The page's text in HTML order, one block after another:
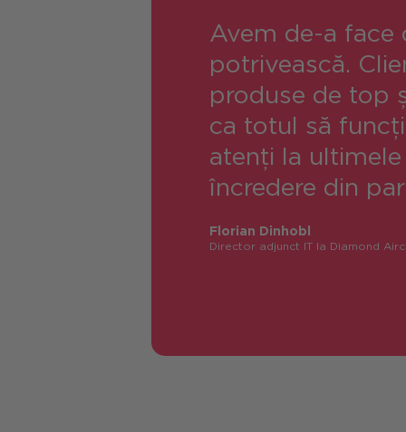
Avem de-a face
potrivească.
produse de top
ca totul să
atenți la
încredere din
Florian Dinhobl
Director adjunct IT la Diamond